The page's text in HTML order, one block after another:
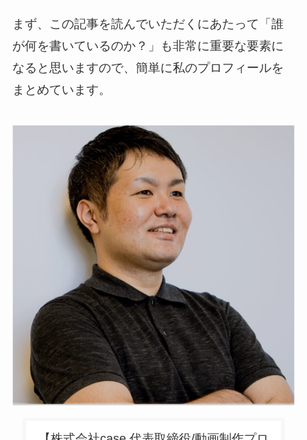
まず、この記事を読んでいただくにあたって「誰
が何を書いているのか？」も非常に重要な要素に
なると思いますので、簡単に私のプロフィールを
まとめています。